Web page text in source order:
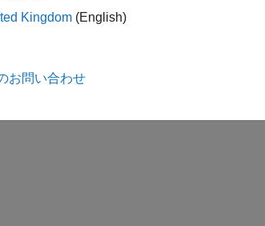
Kingdom (English)
お問い合わせ